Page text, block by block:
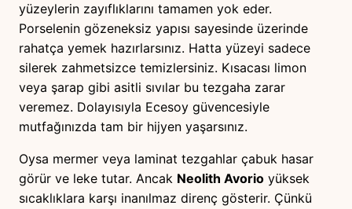
yüzeylerin zayıflıklarını tamamen yok eder.
Porselenin gözeneksiz yapısı sayesinde üzerinde
rahatça yemek hazırlarsınız. Hatta yüzeyi sadece
silerek zahmetsizce temizlersiniz. Kısacası limon
veya şarap gibi asitli sıvılar bu tezgaha zarar
veremez. Dolayısıyla Ecesoy güvencesiyle
mutfağınızda tam bir hijyen yaşarsınız.
Oysa mermer veya laminat tezgahlar çabuk hasar
görür ve leke tutar. Ancak Neolith Avorio yüksek
sıcaklıklara karşı inanılmaz direnç gösterir. Çünkü